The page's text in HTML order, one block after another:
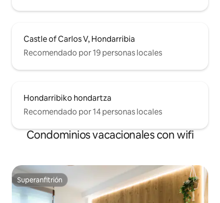
Castle of Carlos V, Hondarribia
Recomendado por 19 personas locales
Hondarribiko hondartza
Recomendado por 14 personas locales
Condominios vacacionales con wifi
Superanfitrión
Superanfitrión